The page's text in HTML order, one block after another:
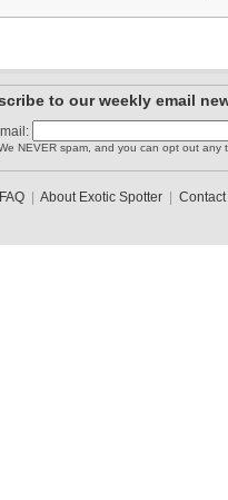
to our weekly email
NEVER spam, and you can opt out any
FAQ| About Exotic Spotter| Contact